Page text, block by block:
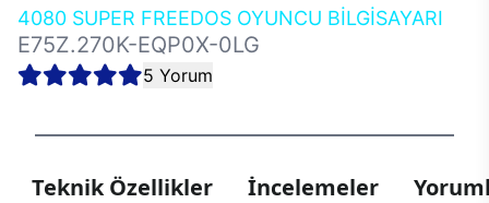
4080 SUPER FREEDOS OYUNCU BİLGİSAYARI
E75Z.270K-EQP0X-0LG
5 Yorum
Teknik Özellikler İncelemeler